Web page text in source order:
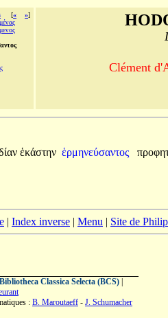
[« »]
Clément
ἑκάστην ἑρμηνεύσαντος
| Index inverse | Menu | Site de
Bibliotheca Classica Selecta (BCS)
: B. Maroutaeff - J. Schumacher